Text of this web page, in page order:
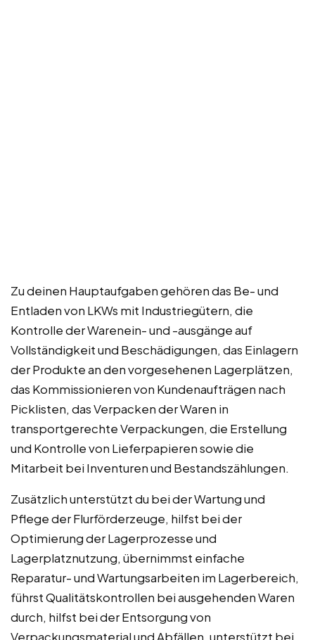
Zu deinen Hauptaufgaben gehören das Be- und
Entladen von LKWs mit Industriegütern, die
Kontrolle der Warenein- und -ausgänge auf
Vollständigkeit und Beschädigungen, das Einlagern
der Produkte an den vorgesehenen Lagerplätzen,
das Kommissionieren von Kundenaufträgen nach
Picklisten, das Verpacken der Waren in
transportgerechte Verpackungen, die Erstellung
und Kontrolle von Lieferpapieren sowie die
Mitarbeit bei Inventuren und Bestandszählungen.
Zusätzlich unterstützt du bei der Wartung und
Pflege der Flurförderzeuge, hilfst bei der
Optimierung der Lagerprozesse und
Lagerplatznutzung, übernimmst einfache
Reparatur- und Wartungsarbeiten im Lagerbereich,
führst Qualitätskontrollen bei ausgehenden Waren
durch, hilfst bei der Entsorgung von
Verpackungsmaterial und Abfällen, unterstützt bei